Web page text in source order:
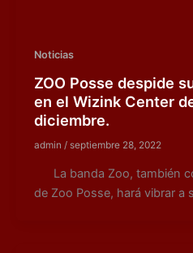
Noticias
ZOO Posse despide
en el Wizink Center
diciembre.
admin / septiembre 28, 2022
La banda Zoo, también
de Zoo Posse, hará vibrar a